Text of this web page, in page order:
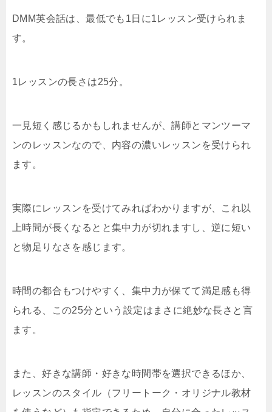
DMM英会話は、最低でも1日に1レッスン受けられま
す。
1レッスンの長さは25分。
一見短く感じるかもしれませんが、講師とマンツーマ
ンのレッスンなので、内容の濃いレッスンを受けられ
ます。
実際にレッスンを受けてみればわかりますが、これ以
上時間が長くなるとと集中力が切れますし、逆に短い
と物足りなさを感じます。
時間の都合もつけやすく、集中力が保てて満足感も得
られる、この25分という設定はまさに絶妙な長さと言
ます。
また、好きな講師・好きな時間帯を選択できるほか、
レッスンのスタイル（フリートーク・オリジナル教材